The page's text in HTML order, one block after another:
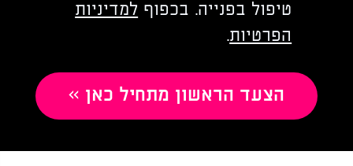
this
field
טיפול בפנייה. בכפוףלמדיניות
הפרטיות.